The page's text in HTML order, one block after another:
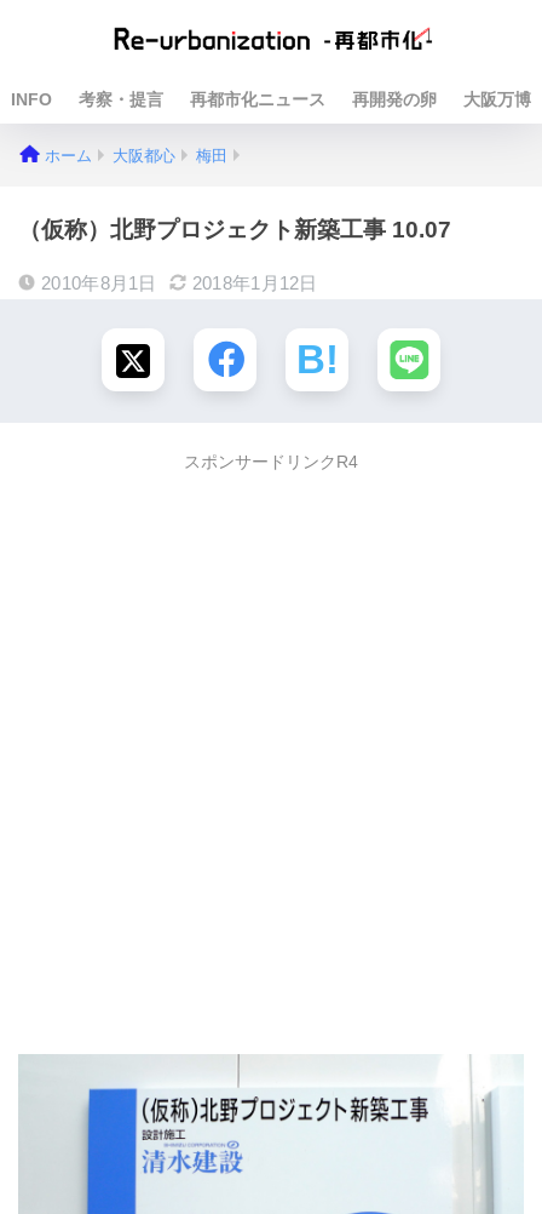
INFO 考察・提言 再都市化ニュース 再開発の卵 大阪万博
ホーム 大阪都心 梅田
（仮称）北野プロジェクト新築工事 10.07
2010年8月1日 2018年1月12日
スポンサードリンクR4